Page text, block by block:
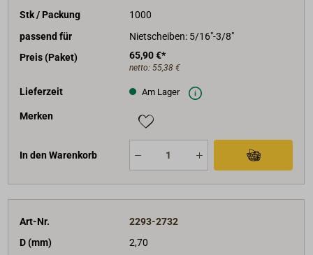
Stk / Packung
1000
passend für
Nietscheiben: 5/16"-3/8"
Preis (Paket)
65,90 €*
netto: 55,38 €
Lieferzeit Am Lager
Merken
In den Warenkorb
Art-Nr.
2293-2732
D (mm)
2,70